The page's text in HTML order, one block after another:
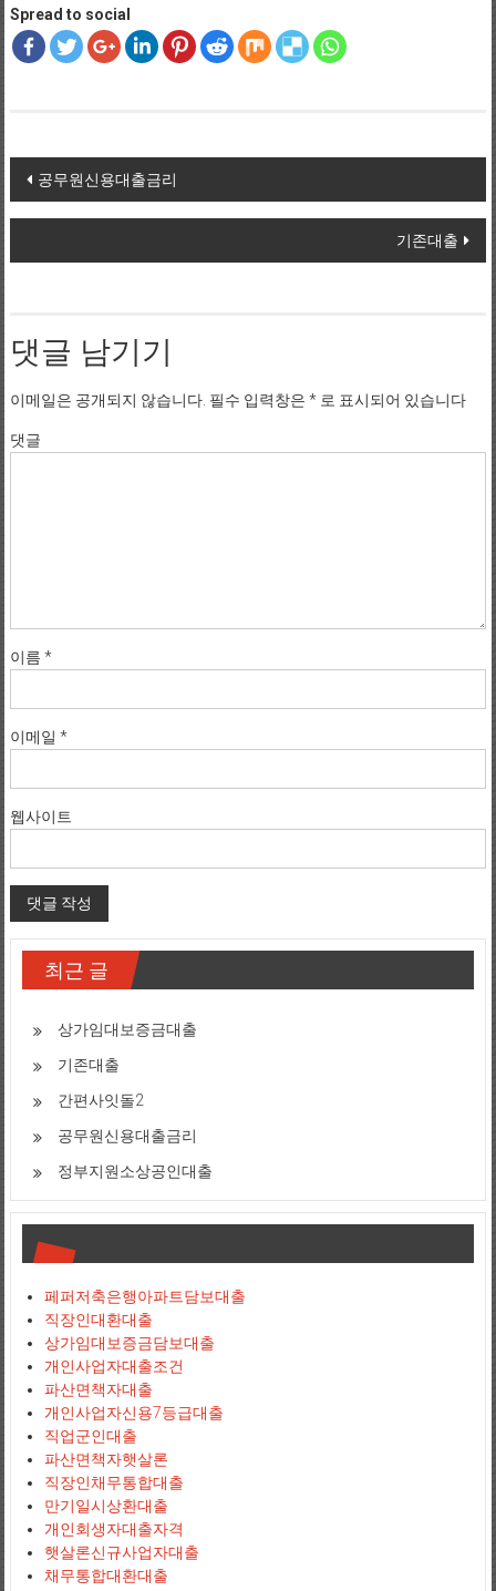
Spread to social
Post navigation
공무원신용대출금리
기존대출
댓글 남기기
이메일은 공개되지 않습니다. 필수 입력창은 *로 표시되어 있습니다
댓글
이름 *
이메일 *
웹사이트
최근 글
상가임대보증금대출
기존대출
간편사잇돌2
공무원신용대출금리
정부지원소상공인대출
페퍼저축은행아파트담보대출
직장인대환대출
상가임대보증금담보대출
개인사업자대출조건
파산면책자대출
개인사업자신용7등급대출
직업군인대출
파산면책자햇살론
직장인채무통합대출
만기일시상환대출
개인회생자대출자격
햇살론신규사업자대출
채무통합대환대출